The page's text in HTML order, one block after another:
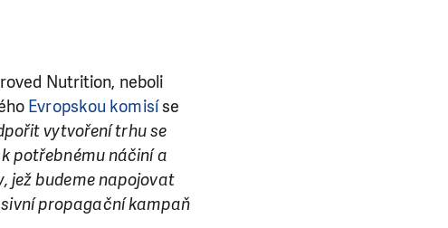
Nutrition, neboli
Evropskou komisíse
vytvoření trhu se
potřebnému náčiní a
jež budeme napojovat
propagační kampaň